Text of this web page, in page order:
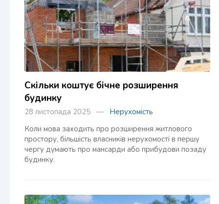
Скільки коштує бічне розширення
будинку
28 листопада 2025 — Нерухомість
Коли мова заходить про розширення житлового
простору, більшість власників нерухомості в першу
чергу думають про мансарди або прибудови позаду
будинку.